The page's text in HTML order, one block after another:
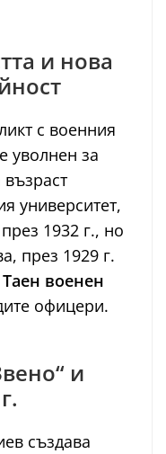
и нова
с военния
уволнен за
университет,
1932 г., но
през 1929 г.
Таен военен
офицери.
и
създава